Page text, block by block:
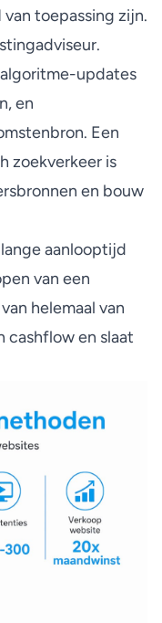
toepassing zijn.
updates
en
Een
zoekverkeer is
en bouw
aanlooptijd
van een
helemaal van
cashflow en slaat